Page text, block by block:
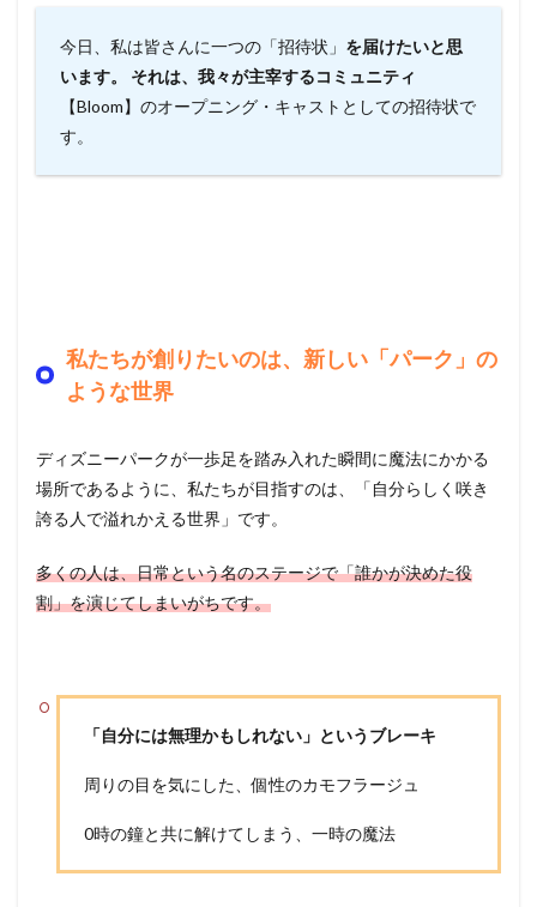
今日、私は皆さんに一つの「招待状」 を届けたいと思
います。 それは、我々が主宰するコミュニティ
【Bloom】のオープニング・キャストとしての招待状で
す。
私たちが創りたいのは、新しい「パーク」の
ような世界
ディズニーパークが一歩足を踏み入れた瞬間に魔法にかかる
場所であるように、私たちが目指すのは、「自分らしく咲き
誇る人で溢れかえる世界」です。
多くの人は、日常という名のステージで「誰かが決めた役
割」を演じてしまいがちです。
「自分には無理かもしれない」というブレーキ
周りの目を気にした、個性のカモフラージュ
0時の鐘と共に解けてしまう、一時の魔法